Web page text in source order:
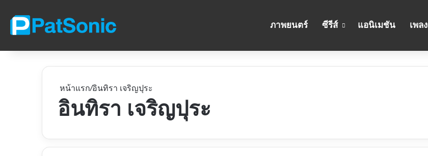
ภาพยนตร์ ซีรีส์ แอนิเมชัน เพลง
หน้าแรก/อินทิรา เจริญปุระ
อินทิรา เจริญปุระ